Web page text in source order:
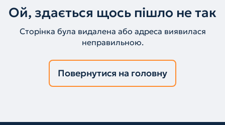
Ой, здається щось пішло не так
Сторінка була видалена або адреса виявилася
неправильною.
Повернутися на головну